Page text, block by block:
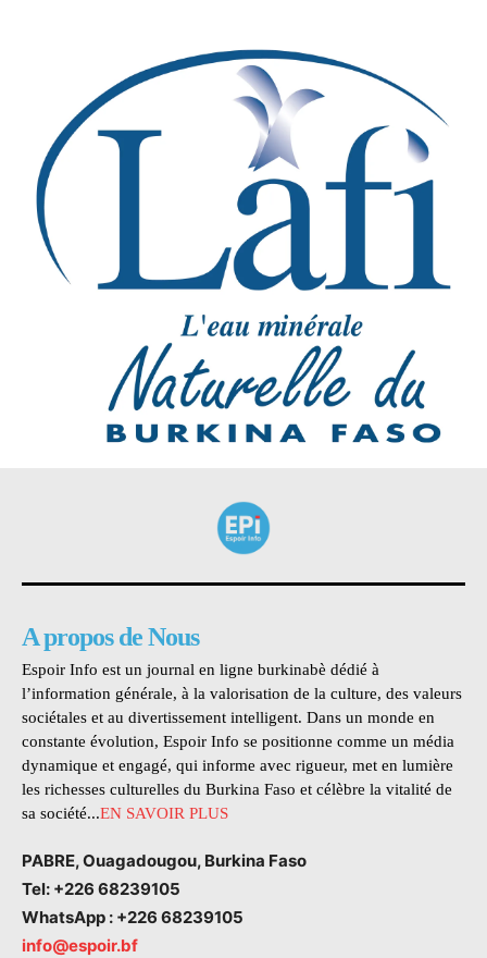
A propos de Nous
Espoir Info est un journal en ligne burkinabè dédié à
l’information générale, à la valorisation de la culture, des valeurs
sociétales et au divertissement intelligent. Dans un monde en
constante évolution, Espoir Info se positionne comme un média
dynamique et engagé, qui informe avec rigueur, met en lumière
les richesses culturelles du Burkina Faso et célèbre la vitalité de
sa société...EN SAVOIR PLUS
PABRE, Ouagadougou, Burkina Faso
Tel: +226 68239105
WhatsApp : +226 68239105
info@espoir.bf